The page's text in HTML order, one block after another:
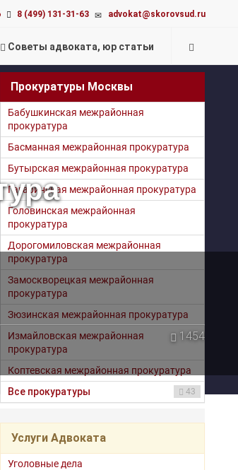
8 (499) 131-31-63 advokat@skorovsud.ru
Советы адвоката, юр статьи
1454
Прокуратуры Москвы
Бабушкинская межрайонная
прокуратура
Басманная межрайонная прокуратура
Бутырская межрайонная прокуратура
Гагаринская межрайонная прокуратура
Головинская межрайонная
прокуратура
Дорогомиловская межрайонная
прокуратура
Замоскворецкая межрайонная
прокуратура
Зюзинская межрайонная прокуратура
Измайловская межрайонная
прокуратура
Коптевская межрайонная прокуратура
43
Все прокуратуры
Услуги Адвоката
Уголовные дела